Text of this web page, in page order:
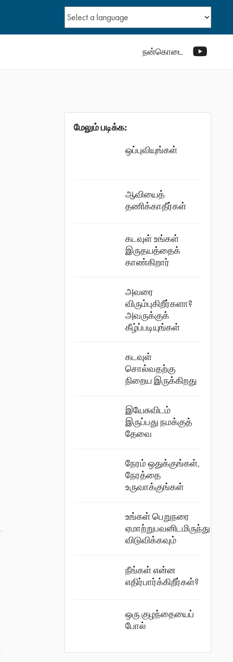
நன்கொடை
மேலும் படிக்க:
ஒப்புவியுங்கள்
ஆவியைத்
தணிக்காதீர்கள்
கடவுள் உங்கள்
இருதயத்தைக்
காண்கிறார்
அவரை
விரும்புகிறீர்களா?
அவருக்குக்
கீழ்ப்படியுங்கள்
கடவுள்
சொல்வதற்கு
நிறைய இருக்கிறது
இயேசுவிடம்
இருப்பது நமக்குத்
தேவை
நேரம் ஒதுக்குங்கள்,
நேரத்தை
உருவாக்குங்கள்
உங்கள் பெறுநரை
ஏமாற்றுபவனிடமிருந்து
விடுவிக்கவும்
நீங்கள் என்ன
எதிர்பார்க்கிறீர்கள்?
ஒரு குழந்தையைப்
போல்